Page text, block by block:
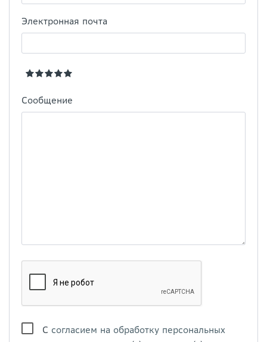
Электронная почта
Сообщение
С согласием на обработку персональных